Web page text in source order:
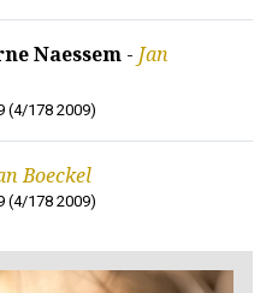
Naessem - Jan
(4/178 2009)
Boeckel
(4/178 2009)